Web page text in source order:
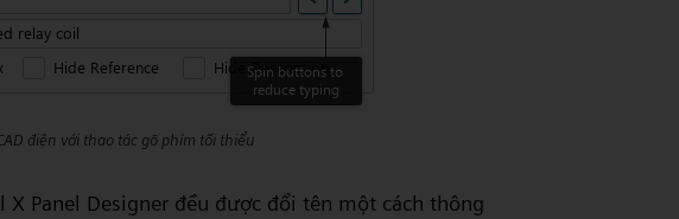
điện với thao tác gõ phím tối thiểu
Panel Designer đều được đổi tên một cách thông